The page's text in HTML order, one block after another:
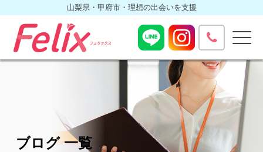
山梨県・甲府市・理想の出会いを支援
ブログ 一覧